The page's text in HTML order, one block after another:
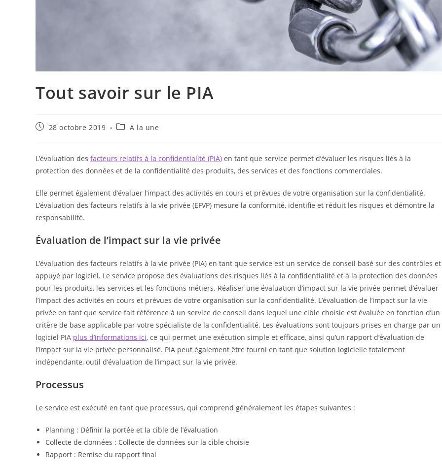
Tout savoir sur le PIA
Publication
28 octobre 2019
PostA la une
L’évaluation des facteurs relatifs à la confidentialité (PIA) en tant que service permet d’évaluer les risques liés à la
protection des données et de la confidentialité des produits, des services et des fonctions commerciales.
Elle permet également d’évaluer l’impact des activités en cours et prévues de votre organisation sur la confidentialité.
L’évaluation des facteurs relatifs à la vie privée (EFVP) mesure la conformité, identifie et réduit les risques et démontre la
responsabilité.
Évaluation de l’impact sur la vie privée
L’évaluation des facteurs relatifs à la vie privée (PIA) en tant que service est un service de conseil basé sur des contrôles et
appuyé par logiciel. Le service propose des évaluations des risques liés à la confidentialité et à la protection des données
pour les produits, les services et les fonctions métiers. Réaliser une évaluation d’impact sur la vie privée permet d’évaluer
l’impact des activités en cours et prévues de votre organisation sur la confidentialité. L’évaluation de l’impact sur la vie
privée en tant que service fait référence à un service de conseil dans lequel une cible choisie est évaluée en fonction d’un
critère de base applicable par votre spécialiste de la confidentialité. Les évaluations sont toujours prises en charge par un
logiciel PIA plus d’informations ici, ce qui permet une exécution simple et efficace, ainsi qu’un rapport d’évaluation de
l’impact sur la vie privée personnalisé. PIA peut également être fourni en tant que solution logicielle totalement
indépendante, outil d’évaluation de l’impact sur la vie privée.
Processus
Le service est exécuté en tant que processus, qui comprend généralement les étapes suivantes :
Planning : Définir la portée et la cible de l’évaluation
Collecte de données : Collecte de données sur la cible choisie
Rapport : Remise du rapport final